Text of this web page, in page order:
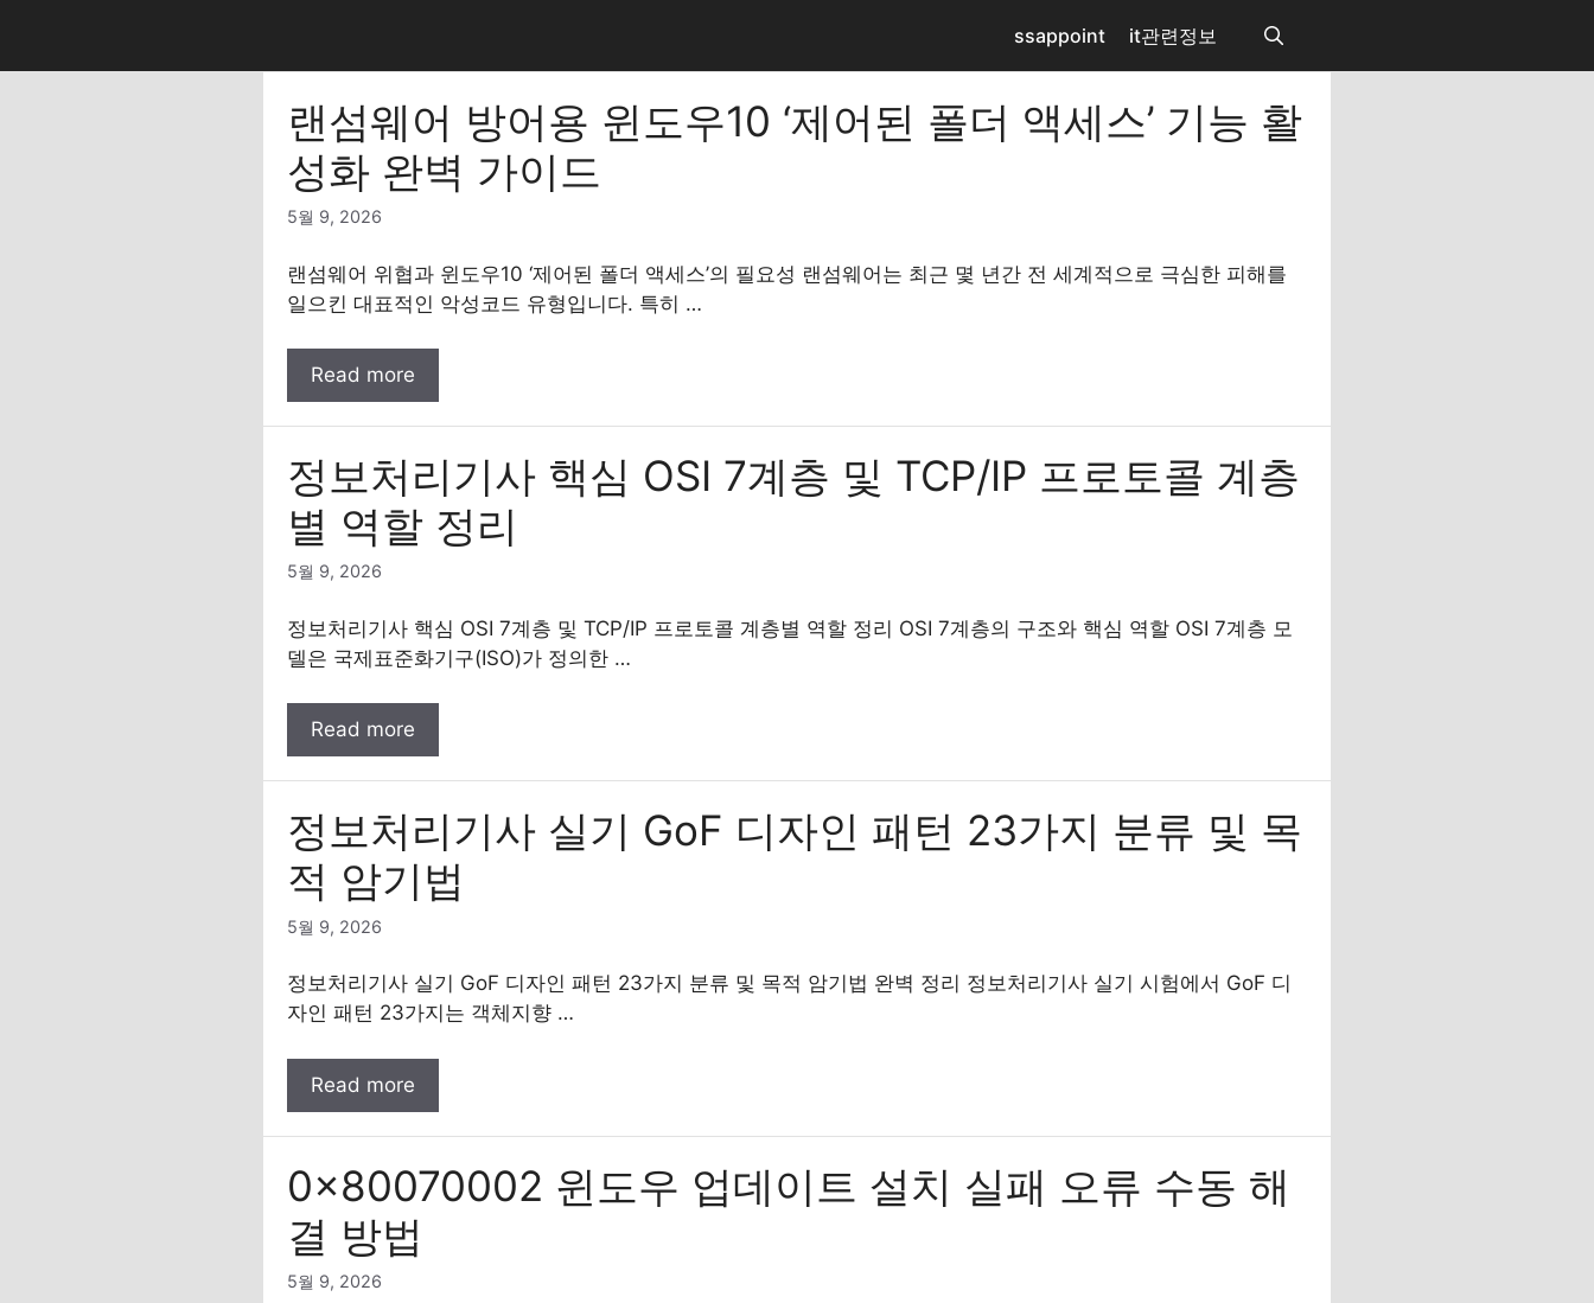
츠
ssappoint it관련정보
랜섬웨어 방어용 윈도우10 ‘제어된 폴더 액세스’ 기능 활
성화 완벽 가이드
5월 9, 2026
랜섬웨어 위협과 윈도우10 ‘제어된 폴더 액세스’의 필요성 랜섬웨어는 최근 몇 년간 전 세계적으로 극심한 피해를
일으킨 대표적인 악성코드 유형입니다. 특히 …
Read more
정보처리기사 핵심 OSI 7계층 및 TCP/IP 프로토콜 계층
별 역할 정리
5월 9, 2026
정보처리기사 핵심 OSI 7계층 및 TCP/IP 프로토콜 계층별 역할 정리 OSI 7계층의 구조와 핵심 역할 OSI 7계층 모
델은 국제표준화기구(ISO)가 정의한 …
Read more
정보처리기사 실기 GoF 디자인 패턴 23가지 분류 및 목
적 암기법
5월 9, 2026
정보처리기사 실기 GoF 디자인 패턴 23가지 분류 및 목적 암기법 완벽 정리 정보처리기사 실기 시험에서 GoF 디
자인 패턴 23가지는 객체지향 …
Read more
0x80070002 윈도우 업데이트 설치 실패 오류 수동 해
결 방법
5월 9, 2026